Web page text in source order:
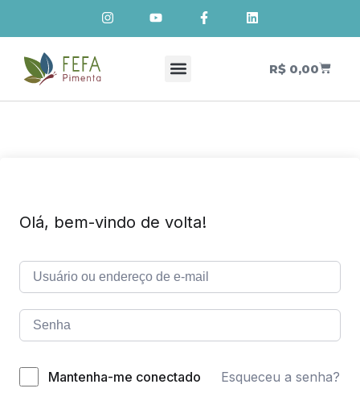
R$0,00
Olá, bem-vindo de volta!
Mantenha-me conectado Esqueceu a senha?